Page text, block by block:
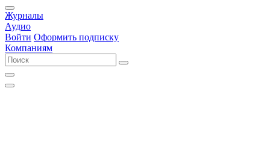
Журналы
Аудио
Войти Оформить подписку
Компаниям